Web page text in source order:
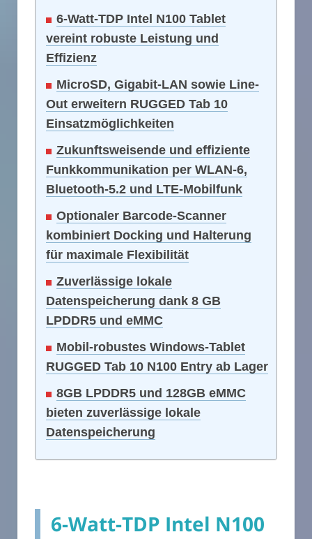
6-Watt-TDP Intel N100 Tablet
vereint robuste Leistung und
Effizienz
MicroSD, Gigabit-LAN sowie Line-
Out erweitern RUGGED Tab 10
Einsatzmöglichkeiten
Zukunftsweisende und effiziente
Funkkommunikation per WLAN-6,
Bluetooth-5.2 und LTE-Mobilfunk
Optionaler Barcode-Scanner
kombiniert Docking und Halterung
für maximale Flexibilität
Zuverlässige lokale
Datenspeicherung dank 8 GB
LPDDR5 und eMMC
Mobil-robustes Windows-Tablet
RUGGED Tab 10 N100 Entry ab Lager
8GB LPDDR5 und 128GB eMMC
bieten zuverlässige lokale
Datenspeicherung
6-Watt-TDP Intel N100